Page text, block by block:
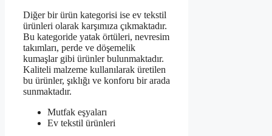
Diğer bir ürün kategorisi ise ev tekstil
ürünleri olarak karşımıza çıkmaktadır.
Bu kategoride yatak örtüleri, nevresim
takımları, perde ve döşemelik
kumaşlar gibi ürünler bulunmaktadır.
Kaliteli malzeme kullanılarak üretilen
bu ürünler, şıklığı ve konforu bir arada
sunmaktadır.
Mutfak eşyaları
Ev tekstil ürünleri